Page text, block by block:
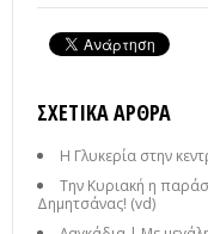
ΣΧΕΤΙΚΆ ΆΡΘΡΑ
Η Γλυκερία στην
Την Κυριακή η
Δημητσάνας! (vd)